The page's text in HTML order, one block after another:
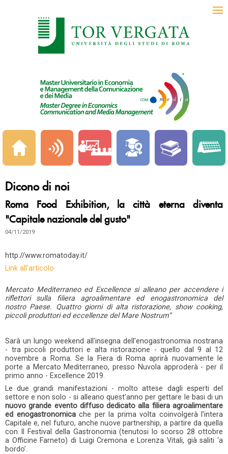
Dicono di noi
Roma Food Exhibition, la città eterna diventa
"Capitale nazionale del gusto"
04/11/2019
http://www.romatoday.it/
Link all'articolo
Mercato Mediterraneo ed Excellence si alleano per accendere i
riflettori sulla filiera agroalimentare ed enogastronomica del
nostro Paese. Quattro giorni di alta ristorazione, show cooking,
piccoli produttori ed eccellenze del Mare Nostrum“
Sarà un lungo weekend all'insegna dell'enogastronomia nostrana
- tra piccoli produttori e alta ristorazione - quello dal 9 al 12
novembre a Roma. Se la Fiera di Roma aprirà nuovamente le
porte a Mercato Mediterraneo, presso Nuvola approderà - per il
primo anno - Excellence 2019.
Le due grandi manifestazioni - molto attese dagli esperti del
settore e non solo - si alleano quest'anno per gettare le basi di un
nuovo grande evento diffuso dedicato alla filiera agroalimentare
ed enogastronomicache per la prima volta coinvolgerà l’intera
Capitale e, nel futuro, anche nuove partnership, a partire da quella
con Il Festival della Gastronomia (tenutosi lo scorso 28 ottobre
a Officine Farneto) di Luigi Cremona e Lorenza Vitali, già saliti ‘a
bordo’.